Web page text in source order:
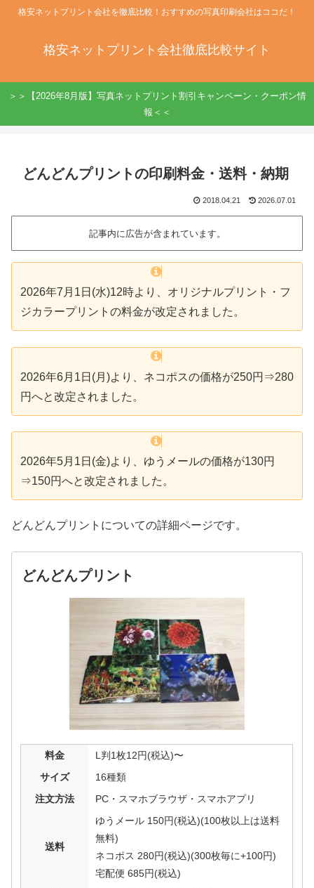
格安ネットプリント会社を徹底比較！おすすめの写真印刷会社はココだ！
格安ネットプリント会社徹底比較サイト
＞＞【2026年8月版】写真ネットプリント割引キャンペーン・クーポン情
報＜＜
どんどんプリントの印刷料金・送料・納期
2018.04.21 2026.07.01
記事内に広告が含まれています。
2026年7月1日(水)12時より、オリジナルプリント・フ
ジカラープリントの料金が改定されました。
2026年6月1日(月)より、ネコポスの価格が250円⇒280
円へと改定されました。
2026年5月1日(金)より、ゆうメールの価格が130円
⇒150円へと改定されました。
どんどんプリントについての詳細ページです。
どんどんプリント
料金
L判1枚12円(税込)〜
サイズ
16種類
注文方法
PC・スマホブラウザ・スマホアプリ
送料
ゆうメール 150円(税込)(100枚以上は送料
無料)
ネコポス 280円(税込)(300枚毎に+100円)
宅配便 685円(税込)